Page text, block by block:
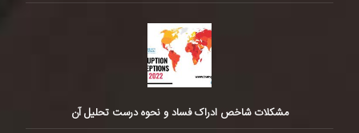
مشکلات شاخص ادراک فساد و نحوه درست تحلیل آن